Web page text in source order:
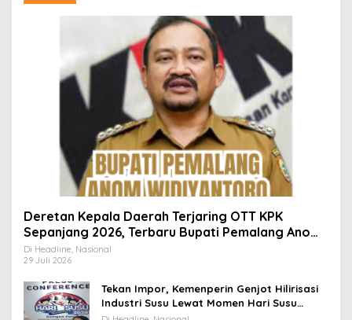
Deretan Kepala Daerah Terjaring OTT KPK
Sepanjang 2026, Terbaru Bupati Pemalang Anom
Widiyantoro
Di Headline, Nasional
29 Juli 2026
Tekan Impor, Kemenperin Genjot Hilirisasi
Industri Susu Lewat Momen Hari Susu
Nusantara 2026